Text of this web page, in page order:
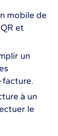
mobile de
et
un
facture.
à un
le